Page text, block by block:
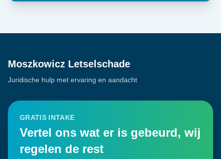
Moszkowicz Letselschade
Juridische hulp met ervaring en aandacht
GRATIS INTAKE
Vertel ons wat er is gebeurd, wij
regelen de rest